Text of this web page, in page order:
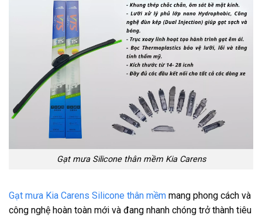
Gạt mưa Silicone thân mềm Kia Carens
Gạt mưa Kia Carens Silicone thân mềm mang phong cách và
công nghệ hoàn toàn mới và đang nhanh chóng trở thành tiêu